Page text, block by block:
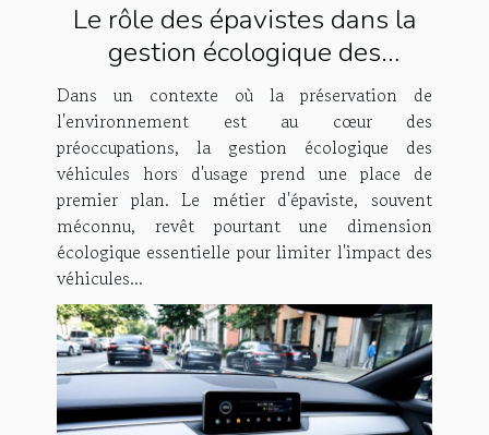
Le rôle des épavistes dans la
gestion écologique des
véhicules
Dans un contexte où la préservation de
l'environnement est au cœur des
préoccupations, la gestion écologique des
véhicules hors d'usage prend une place de
premier plan. Le métier d'épaviste, souvent
méconnu, revêt pourtant une dimension
écologique essentielle pour limiter l'impact des
véhicules...